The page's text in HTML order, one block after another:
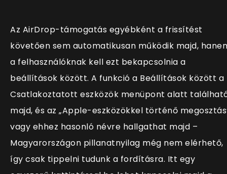
Az AirDrop-támogatás egyébként a frissítést
követően sem automatikusan működik majd,
a felhasználóknak kell ezt bekapcsolnia a
beállítások között. A funkció a Beállítások között a
Csatlakoztatott eszközök menüpont alatt
majd, és az „Apple-eszközökkel történő
vagy ehhez hasonló névre hallgathat majd –
Magyarországon pillanatnyilag még nem elérhető,
így csak tippelni tudunk a fordításra. Itt egy